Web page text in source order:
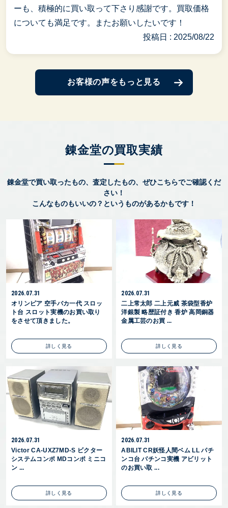
ーも、積極的に買い取って下さり感謝です。買取価格
についても満足です。またお願いしたいです！
投稿日 : 2025/08/22
お客様の声をもっと見る
錬金堂の買取実績
錬金堂で買い取ったもの、査定したもの、ぜひこちらでご確認くだ
さい！
こんなものもいいの？というものがあるかもです！
2026.07.31
オリンピア 空手バカ一代 スロッ
ト台 スロット実機のお買い取り
をさせて頂きました。
詳しく見る
2026.07.31
二上常太郎 二上元威 茶袋型香炉
洋銀製 略歴証付き 香炉 高岡銅器
金属工芸のお買 ...
詳しく見る
2026.07.31
Victor CA-UXZ7MD-S ビクター
システムコンポ MDコンポ ミニコ
ン ...
詳しく見る
2026.07.31
ABILIT CR妖怪人間ベム LL パチ
ンコ台 パチンコ実機 アビリット
のお買い取 ...
詳しく見る